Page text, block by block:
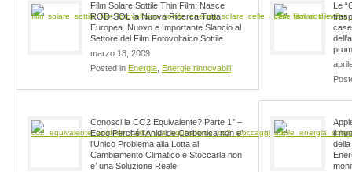
Film Solare Sottile Thin Film: Nasce
ROD-SOL la Nuova Ricerca Tutta
Europea. Nuovo e Importante Slancio al
Settore del Film Fotovoltaico Sottile
marzo 18, 2009
Posted in Energia Energie rinnovabili
Le
Conosci la CO2 Equivalente? Parte 1° –
Ecco Perché l’Anidride Carbonica non e’
l’Unico Problema alla Lotta al
Cambiamento Climatico e Stoccarla non
e’ una Soluzione Reale
il